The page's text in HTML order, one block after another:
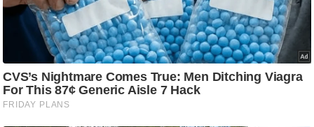
वु
ड
ल्म
स
मी